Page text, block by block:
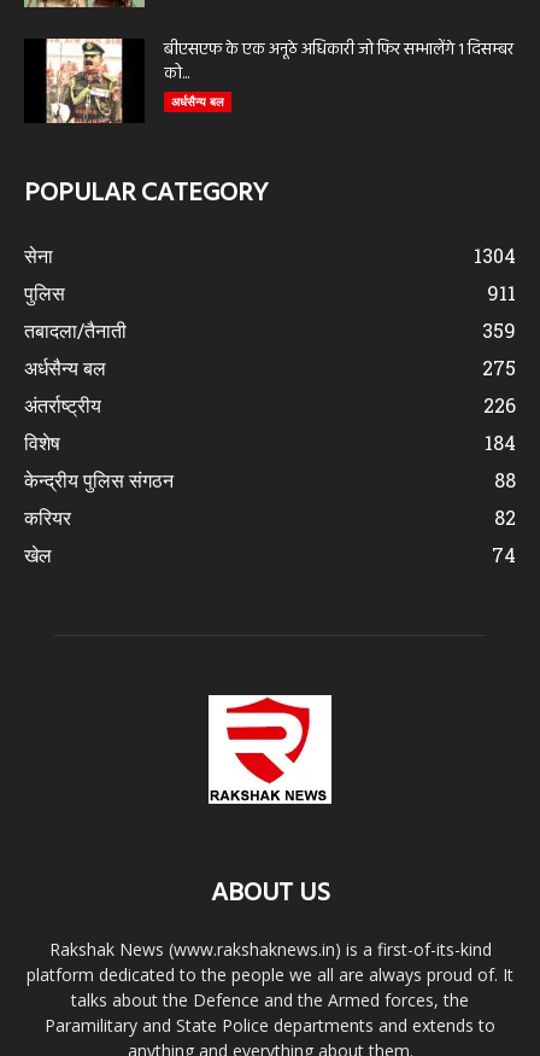
बीएसएफ के एक अनूठे अधिकारी जो फिर सम्भालेंगे 1 दिसम्बर
को...
अर्धसैन्य बल
POPULAR CATEGORY
सेना
1304
पुलिस
911
तबादला/तैनाती
359
अर्धसैन्य बल
275
अंतर्राष्ट्रीय
226
विशेष
184
केन्द्रीय पुलिस संगठन
88
करियर
82
खेल
74
ABOUT US
Rakshak News (www.rakshaknews.in) is a first-of-its-kind
platform dedicated to the people we all are always proud of. It
talks about the Defence and the Armed forces, the
Paramilitary and State Police departments and extends to
anything and everything about them.